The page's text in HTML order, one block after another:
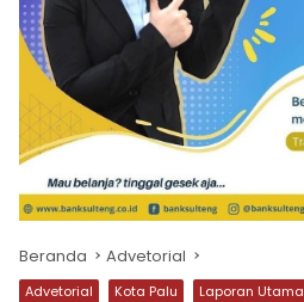
Beranda Advetorial
Advetorial Kota Palu Laporan Utama